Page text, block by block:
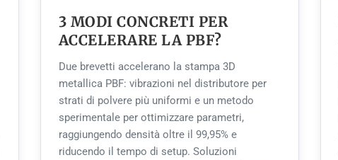
3 MODI CONCRETI PER
ACCELERARE LA PBF?
Due brevetti accelerano la stampa 3D
metallica PBF: vibrazioni nel distributore per
strati di polvere più uniformi e un metodo
sperimentale per ottimizzare parametri,
raggiungendo densità oltre il 99,95% e
riducendo il tempo di setup. Soluzioni